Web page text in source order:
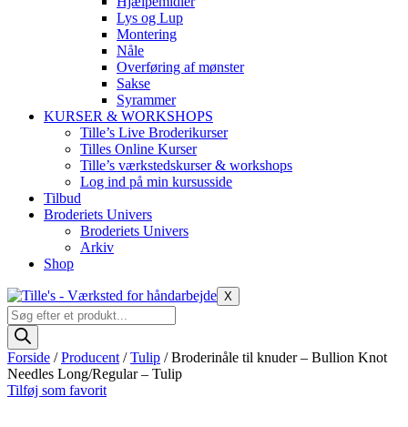
Lys og Lup
Montering
Nåle
Overføring af mønster
Sakse
Syrammer
KURSER & WORKSHOPS
Tille’s Live Broderikurser
Tilles Online Kurser
Tille’s værkstedskurser & workshops
Log ind på min kursusside
Tilbud
Broderiets Univers
Broderiets Univers
Arkiv
Shop
X
Products
search
Forside /Producent /Tulip / Broderinåle til knuder – Bullion Knot
Needles Long/Regular – Tulip
Tilføj som favorit